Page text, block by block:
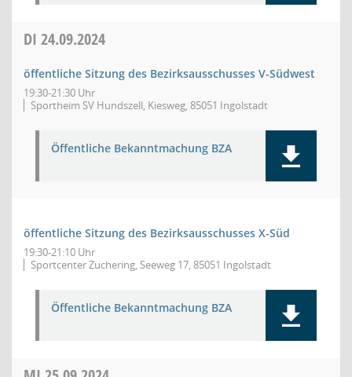
DI 24.09.2024
öffentliche Sitzung des Bezirksausschusses V-Südwest
19:30-21:30 Uhr
Sportheim SV Hundszell, Kiesweg, 85051 Ingolstadt
Öffentliche Bekanntmachung BZA
öffentliche Sitzung des Bezirksausschusses X-Süd
19:30-21:10 Uhr
Sportcenter Zuchering, Seeweg 17, 85051 Ingolstadt
Öffentliche Bekanntmachung BZA